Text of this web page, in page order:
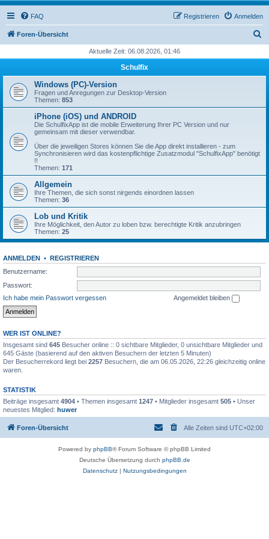
FAQ Anmelden
Registrieren
Foren-Übersicht
h
Aktuelle Zeit: 06.08.2026, 01:46
Schulfix
Windows (PC)-Version
Fragen und Anregungen zur Desktop-Version
Themen: 853
iPhone (iOS) und ANDROID
Die SchulfixApp ist die mobile Erweiterung Ihrer PC Version und nur
gemeinsam mit dieser verwendbar.
Über die jeweiligen Stores können Sie die App direkt installieren - zum
Synchronisieren wird das kostenpflichtige Zusatzmodul "SchulfixApp" benötigt
!!
Themen: 171
Allgemein
Ihre Themen, die sich sonst nirgends einordnen lassen
Themen: 36
Lob und Kritik
Ihre Möglichkeit, den Autor zu loben bzw. berechtigte Kritik anzubringen
Themen: 25
ANMELDEN • REGISTRIEREN
Benutzername:
Passwort:
Ich habe mein Passwort vergessen
Angemeldet bleiben
WER IST ONLINE?
Insgesamt sind 645 Besucher online :: 0 sichtbare Mitglieder, 0 unsichtbare Mitglieder und
645 Gäste (basierend auf den aktiven Besuchern der letzten 5 Minuten)
Der Besucherrekord liegt bei 2257 Besuchern, die am 06.05.2026, 22:26 gleichzeitig online
waren.
STATISTIK
Beiträge insgesamt 4904 • Themen insgesamt 1247 • Mitglieder insgesamt 505 • Unser
neuestes Mitglied: huwer
Foren-Übersicht Alle Zeiten sind UTC+02:00
Powered by phpBB® Forum Software © phpBB Limited
Deutsche Übersetzung durch phpBB.de
Datenschutz| Nutzungsbedingungen